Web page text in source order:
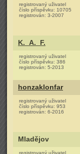
registrovaný uživatel
číslo příspěvku: 10705
registrován: 3-2007
K._A._F.
registrovaný uživatel
číslo příspěvku: 386
registrován: 5-2013
honzaklonfar
registrovaný uživatel
číslo příspěvku: 953
registrován: 6-2016
Mladějov
registrovaný uživatel